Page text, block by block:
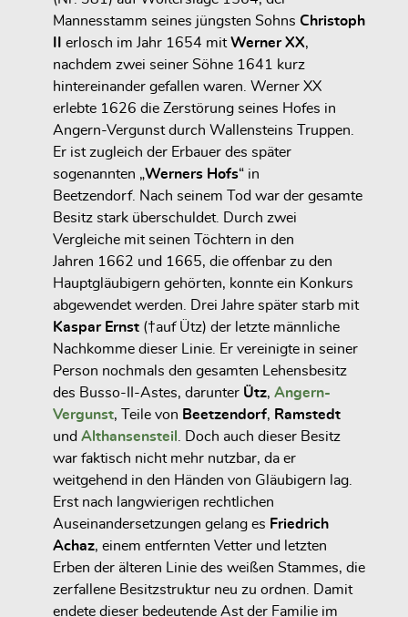
Mannesstamm seines jüngsten Sohns Christoph
II erlosch im Jahr 1654 mitWerner XX,
nachdem zwei seiner Söhne 1641 kurz
hintereinander gefallen waren. Werner XX
erlebte 1626 die Zerstörung seines Hofes in
Angern-Vergunst durch Wallensteins Truppen.
Er ist zugleich der Erbauer des später
sogenannten „Werners Hofs“ in
Beetzendorf. Nach seinem Tod war der gesamte
Besitz stark überschuldet. Durch zwei
Vergleiche mit seinen Töchtern in den
Jahren 1662 und 1665, die offenbar zu den
Hauptgläubigern gehörten, konnte ein Konkurs
abgewendet werden. Drei Jahre später starb mit
Kaspar Ernst (†auf Ütz) der letzte männliche
Nachkomme dieser Linie. Er vereinigte in seiner
Person nochmals den gesamten Lehensbesitz
des Busso-II-Astes, darunter Ütz, Angern-
Vergunst, Teile von Beetzendorf, Ramstedt
und Althansensteil. Doch auch dieser Besitz
war faktisch nicht mehr nutzbar, da er
weitgehend in den Händen von Gläubigern lag.
Erst nach langwierigen rechtlichen
Auseinandersetzungen gelang es Friedrich
Achaz, einem entfernten Vetter und letzten
Erben der älteren Linie des weißen Stammes, die
zerfallene Besitzstruktur neu zu ordnen. Damit
endete dieser bedeutende Ast der Familie im